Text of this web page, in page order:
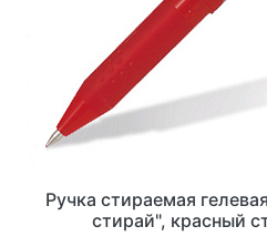
Ручка стираемая
стирай", красный